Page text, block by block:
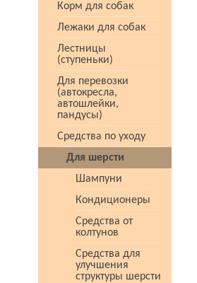
Корм для собак
Лежаки для собак
Лестницы
(ступеньки)
Для перевозки
(автокресла,
автошлейки,
пандусы)
Средства по уходу
Для шерсти
Шампуни
Кондиционеры
Средства от
колтунов
Средства для
улучшения
структуры шерсти